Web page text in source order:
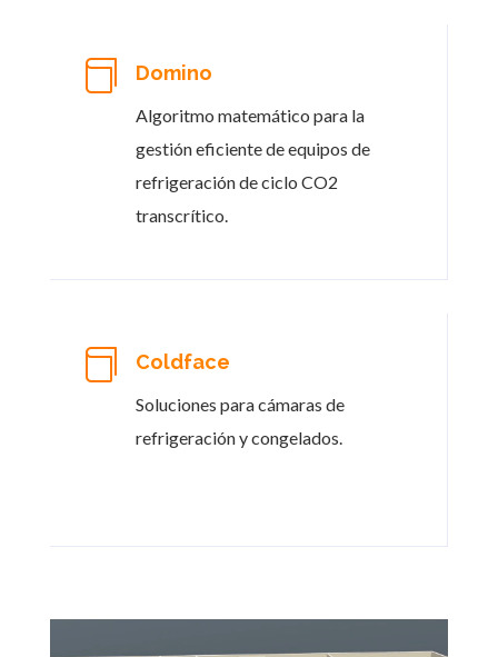
 Domino
Algoritmo matemático para la
gestión eficiente de equipos de
refrigeración de ciclo CO2
transcrítico.
 Coldface
Soluciones para cámaras de
refrigeración y congelados.